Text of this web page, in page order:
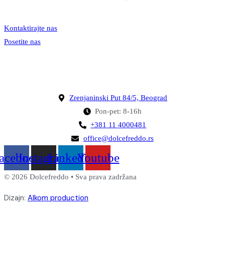
Kontaktirajte nas
Posetite nas
Zrenjaninski Put 84/5, Beograd
Pon-pet: 8-16h
+381 11 4000481
office@dolcefreddo.rs
InstagramLinkedinYoutube
© 2026 Dolcefreddo • Sva prava zadržana
Dizajn: Alkom production